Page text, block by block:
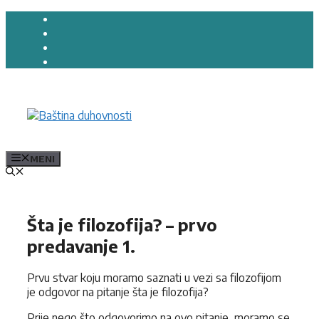
Preskoči
MENI
Šta je filozofija? – prvo
predavanje 1.
Prvu stvar koju moramo saznati u vezi sa filozofijom
je odgovor na pitanje šta je filozofija?